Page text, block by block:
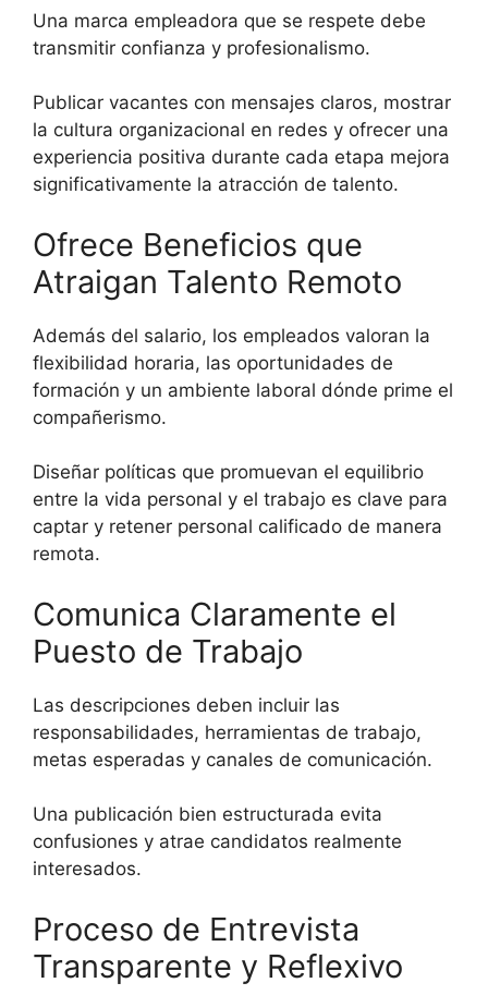
Una marca empleadora que se respete debe
transmitir confianza y profesionalismo.
Publicar vacantes con mensajes claros, mostrar
la cultura organizacional en redes y ofrecer una
experiencia positiva durante cada etapa mejora
significativamente la atracción de talento.
Ofrece Beneficios que
Atraigan Talento Remoto
Además del salario, los empleados valoran la
flexibilidad horaria, las oportunidades de
formación y un ambiente laboral dónde prime el
compañerismo.
Diseñar políticas que promuevan el equilibrio
entre la vida personal y el trabajo es clave para
captar y retener personal calificado de manera
remota.
Comunica Claramente el
Puesto de Trabajo
Las descripciones deben incluir las
responsabilidades, herramientas de trabajo,
metas esperadas y canales de comunicación.
Una publicación bien estructurada evita
confusiones y atrae candidatos realmente
interesados.
Proceso de Entrevista
Transparente y Reflexivo